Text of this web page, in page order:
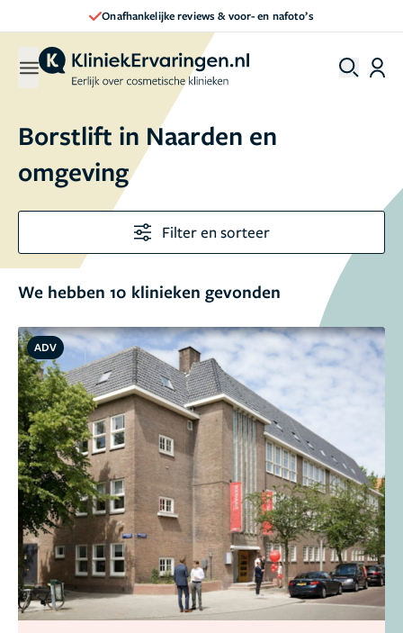
Direct een afspraak maken
Borstlift in Naarden en
omgeving
Filter en sorteer
We hebben 10 klinieken gevonden
ADV